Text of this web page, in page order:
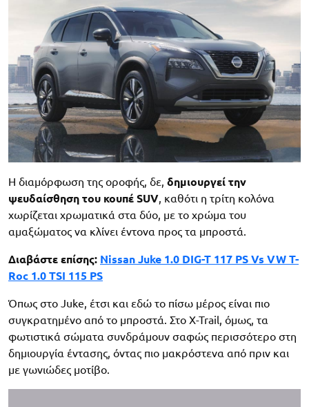
Η διαμόρφωση της οροφής, δε, δημιουργεί την
ψευδαίσθηση του κουπέ SUV, καθότι η τρίτη κολόνα
χωρίζεται χρωματικά στα δύο, με το χρώμα του
αμαξώματος να κλίνει έντονα προς τα μπροστά.
Διαβάστε επίσης: Nissan Juke 1.0 DIG-T 117 PS Vs VW T-
Roc 1.0 TSI 115 PS
Όπως στο Juke, έτσι και εδώ το πίσω μέρος είναι πιο
συγκρατημένο από το μπροστά. Στο X-Trail, όμως, τα
φωτιστικά σώματα συνδράμουν σαφώς περισσότερο στη
δημιουργία έντασης, όντας πιο μακρόστενα από πριν και
με γωνιώδες μοτίβο.